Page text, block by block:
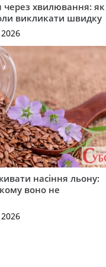
через хвилювання: як
викликати швидку
насіння льону:
воно не